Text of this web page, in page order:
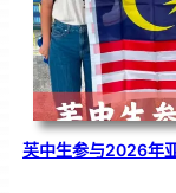
芙中生参与2026年